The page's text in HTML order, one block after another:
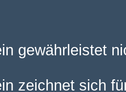
gewährleistet
zeichnet sich